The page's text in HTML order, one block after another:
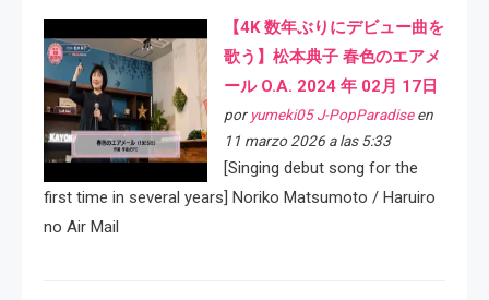
【4K 数年ぶりにデビュー曲を
歌う】松本典子 春色のエアメ
ール O.A. 2024 年 02月 17日
por yumeki05 J-PopParadiseen
11 marzo 2026 a las 5:33
[Singing debut song for the
first time in several years] Noriko Matsumoto / Haruiro
no Air Mail